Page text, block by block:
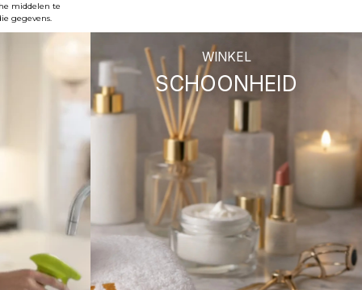
middelen te
gegevens.
WINKEL
SCHOONHEID